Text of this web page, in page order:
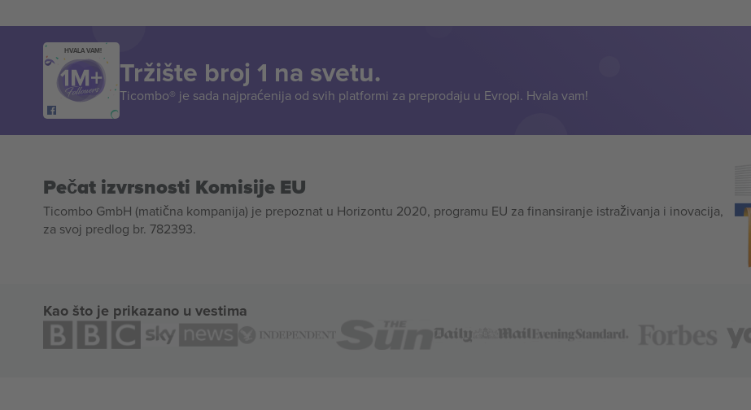
HVALA VAM!
Tržište broj 1 na svetu.
Ticombo® je sada najpraćenija od svih platformi za preprodaju u Evropi. Hvala vam!
Pečat izvrsnosti Komisije EU
Ticombo GmbH (matična kompanija) je prepoznat u Horizontu 2020, programu EU za finansiranje istraživanja i inovacija,
za svoj predlog br. 782393.
Kao što je prikazano u vestima